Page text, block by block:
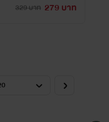
329 บาท 279 บาท